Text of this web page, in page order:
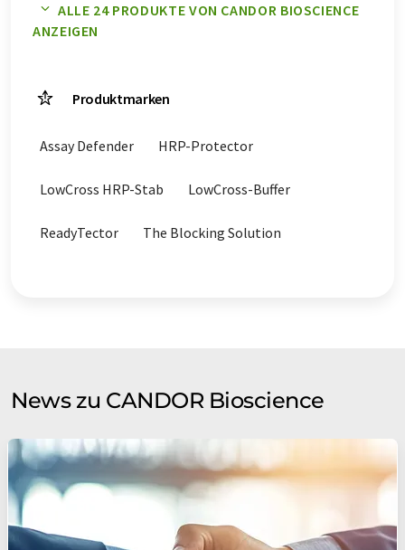
ALLE 24 PRODUKTE VON CANDOR BIOSCIENCE
ANZEIGEN
Produktmarken
Assay Defender HRP-Protector
LowCross HRP-Stab LowCross-Buffer
ReadyTector The Blocking Solution
News zu CANDOR Bioscience